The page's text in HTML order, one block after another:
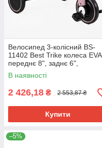
Велосипед 3-колісний BS-
11402 Best Trike колеса EVA
переднє 8", заднє 6",
нейлонова рама,
трансформується в велобіг,
В наявності
2 426,18 ₴ 2 553,87 ₴
Купити
–5%